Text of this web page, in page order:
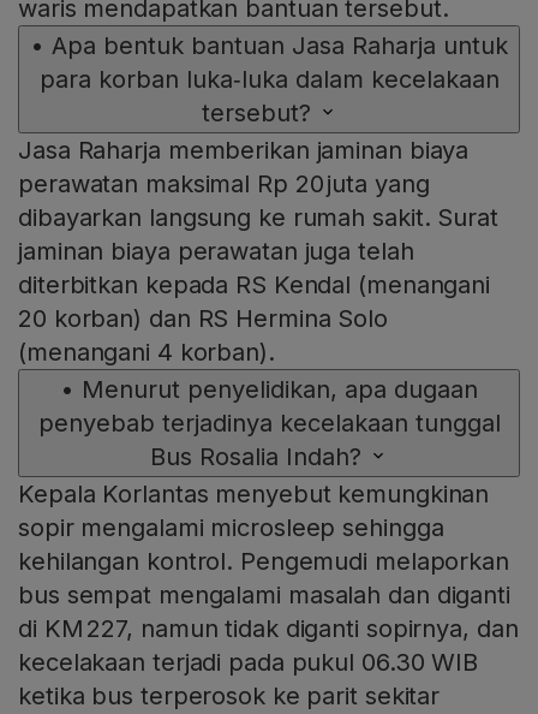
waris mendapatkan bantuan tersebut.
• Apa bentuk bantuan Jasa Raharja untuk
para korban luka‑luka dalam kecelakaan
tersebut?
Jasa Raharja memberikan jaminan biaya
perawatan maksimal Rp 20 juta yang
dibayarkan langsung ke rumah sakit. Surat
jaminan biaya perawatan juga telah
diterbitkan kepada RS Kendal (menangani
20 korban) dan RS Hermina Solo
(menangani 4 korban).
• Menurut penyelidikan, apa dugaan
penyebab terjadinya kecelakaan tunggal
Bus Rosalia Indah?
Kepala Korlantas menyebut kemungkinan
sopir mengalami microsleep sehingga
kehilangan kontrol. Pengemudi melaporkan
bus sempat mengalami masalah dan diganti
di KM 227, namun tidak diganti sopirnya, dan
kecelakaan terjadi pada pukul 06.30 WIB
ketika bus terperosok ke parit sekitar